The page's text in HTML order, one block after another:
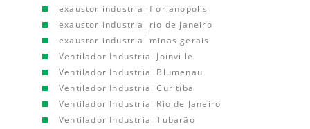
exaustor industrial florianopolis
exaustor industrial rio de janeiro
exaustor industrial minas gerais
Ventilador Industrial Joinville
Ventilador Industrial Blumenau
Ventilador Industrial Curitiba
Ventilador Industrial Rio de Janeiro
Ventilador Industrial Tubarão